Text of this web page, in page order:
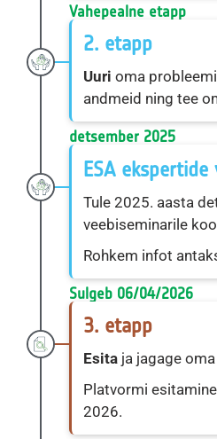
Vahepealne etapp
2. etapp
Uuri oma
andmeid ning tee
detsember 2025
ESA
Tule 2025. aasta
veebiseminarile
Rohkem infot
Sulgeb 06/04/2026
3. etapp
Esitaja jagage
Platvormi
2026.